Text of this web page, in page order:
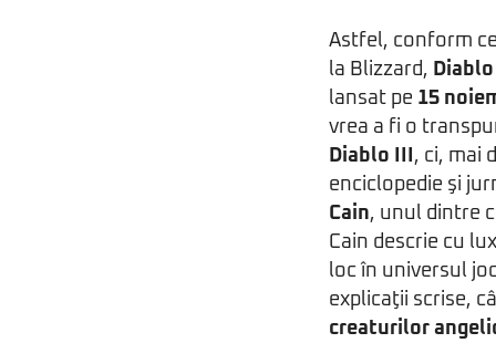
Astfel, conform
la Blizzard,
lansat pe 15
vrea a fi o
Diablo III , ci, mai
enciclopedie şi
Cain, unul dintre
Cain descrie cu
loc în universul
explicaţii scrise,
creaturilor